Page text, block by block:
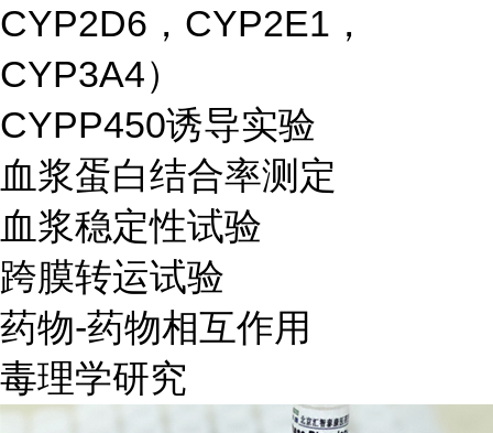
CYP2D6，CYP2E1，
CYP3A4）
CYPP450诱导实验
血浆蛋白结合率测定
血浆稳定性试验
跨膜转运试验
药物-药物相互作用
毒理学研究